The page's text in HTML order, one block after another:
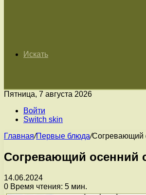
Искать
Пятница, 7 августа 2026
Войти
Switch skin
Главная/Первые блюда/Согревающий
Согревающий осенний
14.06.2024
0 Время чтения: 5 мин.